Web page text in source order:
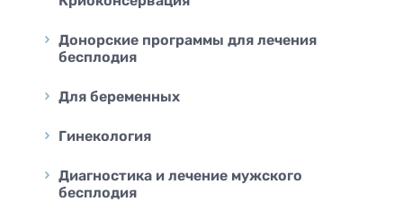
Донорские программы для лечения
бесплодия
Для беременных
Гинекология
Диагностика и лечение мужского
бесплодия